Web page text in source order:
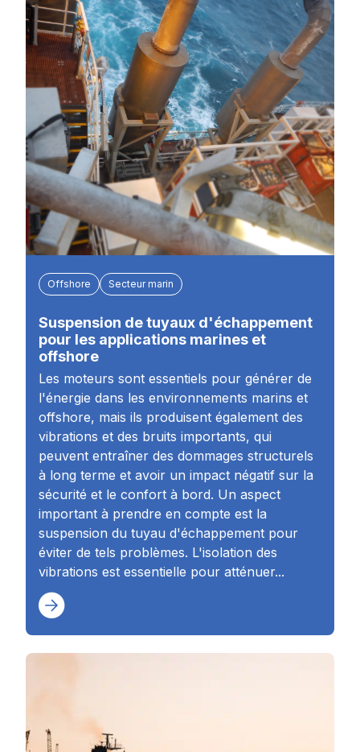
Offshore Secteur marin
Suspension de tuyaux d'échappement
pour les applications marines et
offshore
Les moteurs sont essentiels pour générer de
l'énergie dans les environnements marins et
offshore, mais ils produisent également des
vibrations et des bruits importants, qui
peuvent entraîner des dommages structurels
à long terme et avoir un impact négatif sur la
sécurité et le confort à bord. Un aspect
important à prendre en compte est la
suspension du tuyau d'échappement pour
éviter de tels problèmes. L'isolation des
vibrations est essentielle pour atténuer...